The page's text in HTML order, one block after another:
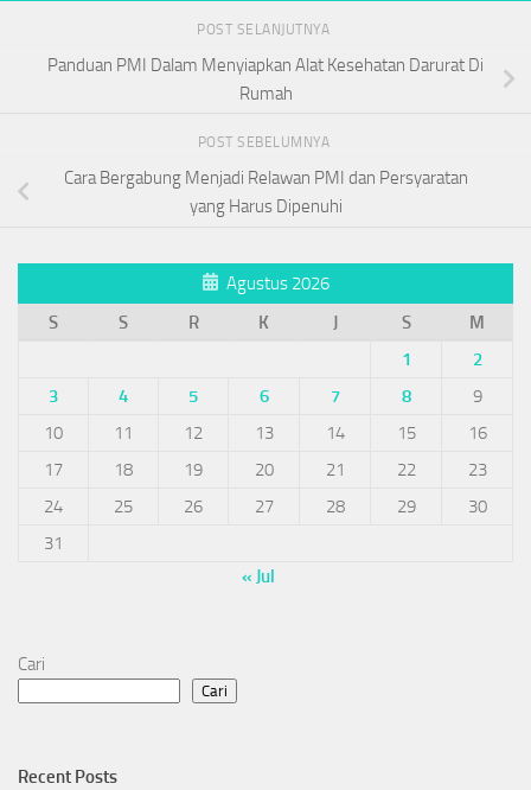
POST SELANJUTNYA
Panduan PMI Dalam Menyiapkan Alat Kesehatan Darurat Di
Rumah
POST SEBELUMNYA
Cara Bergabung Menjadi Relawan PMI dan Persyaratan
yang Harus Dipenuhi
Agustus 2026
S
S R K J S
M
1
2
3
4 5 6 7 8
9
10
11 12 13 14 15
16
17
18 19 20 21 22
23
24
25 26 27 28 29
30
31
« Jul
Cari
Cari
Recent Posts